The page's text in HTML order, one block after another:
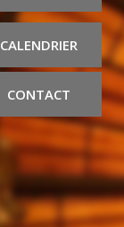
CALENDRIER
CONTACT